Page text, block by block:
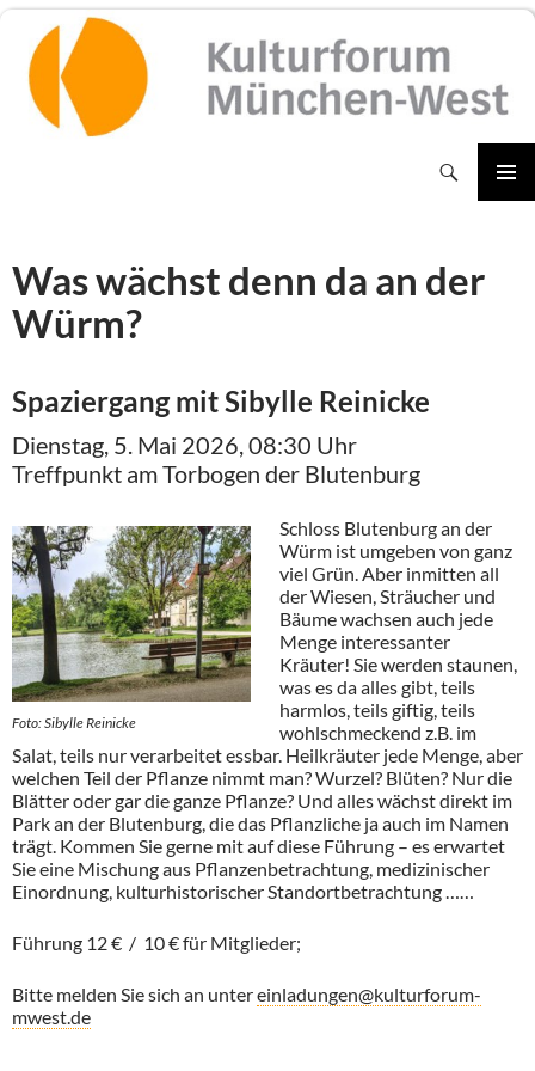
Inhalt
springen
Was wächst denn da an der
Würm?
Spaziergang mit Sibylle Reinicke
Dienstag, 5. Mai 2026, 08:30 Uhr
Treffpunkt am Torbogen der Blutenburg
Foto: Sibylle Reinicke
Schloss Blutenburg an der
Würm ist umgeben von ganz
viel Grün. Aber inmitten all
der Wiesen, Sträucher und
Bäume wachsen auch jede
Menge interessanter
Kräuter! Sie werden staunen,
was es da alles gibt, teils
harmlos, teils giftig, teils
wohlschmeckend z.B. im
Salat, teils nur verarbeitet essbar. Heilkräuter jede Menge, aber
welchen Teil der Pflanze nimmt man? Wurzel? Blüten? Nur die
Blätter oder gar die ganze Pflanze? Und alles wächst direkt im
Park an der Blutenburg, die das Pflanzliche ja auch im Namen
trägt. Kommen Sie gerne mit auf diese Führung – es erwartet
Sie eine Mischung aus Pflanzenbetrachtung, medizinischer
Einordnung, kulturhistorischer Standortbetrachtung ……
Führung 12 € / 10 € für Mitglieder;
Bitte melden Sie sich an untereinladungen@kulturforum-
mwest.de